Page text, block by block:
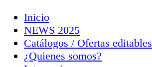
Inicio
NEWS 2025
Catálogos / Ofertas editables
¿Quienes somos?